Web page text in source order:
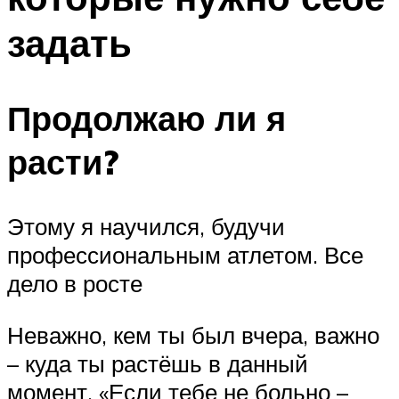
задать
Продолжаю ли я
расти?
Этому я научился, будучи
профессиональным атлетом. Все
дело в росте
Неважно, кем ты был вчера, важно
– куда ты растёшь в данный
момент. «Если тебе не больно –